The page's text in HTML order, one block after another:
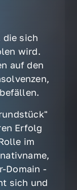
die sich
wird.
auf den
Erfolg
im
Domain -
sich und